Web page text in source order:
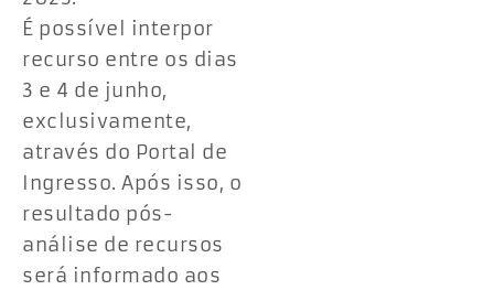
É possível interpor
recurso entre os dias
3 e 4 de junho,
exclusivamente,
através do Portal de
Ingresso. Após isso, o
resultado pós-
análise de recursos
será informado aos